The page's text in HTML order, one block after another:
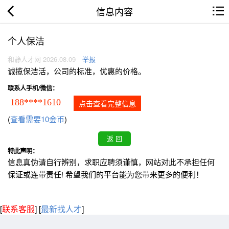
信息内容
个人保洁
和静人才网 2026.08.09 举报
诚揽保洁活，公司的标准，优惠的价格。
联系人手机/微信：
188****1610 点击查看完整信息
(查看需要10金币)
特此声明：
信息真伪请自行辨别，求职应聘须谨慎，网站对此不承担任何
保证或连带责任! 希望我们的平台能为您带来更多的便利！
[联系客服] [最新找人才]